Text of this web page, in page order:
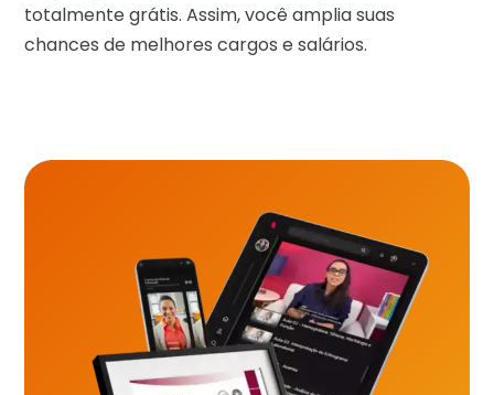
totalmente grátis. Assim, você amplia suas
chances de melhores cargos e salários.